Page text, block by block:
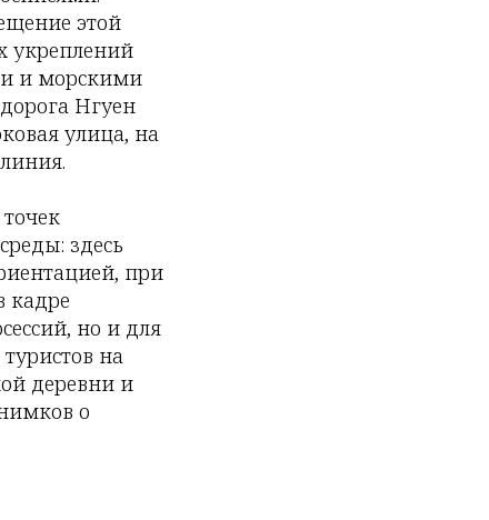
этой
укреплений
и морскими
Нгуен
улица, на
здесь
при
кадре
но и для
на
деревни и
о